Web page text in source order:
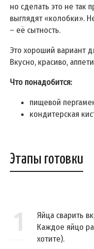
но сделать это не так
выглядят «колобки».
– её сытность.
Это хороший вариант
Вкусно, красиво,
Что понадобится:
пищевой
кондитерская
Этапы готовки
1
Яйца сварить
Каждое яйцо
хотите).